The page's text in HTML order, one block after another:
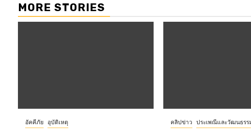
MORE STORIES
อัคคีภัย อุบัติเหตุ คลิปข่าว ประเพณีและวัฒนธรร